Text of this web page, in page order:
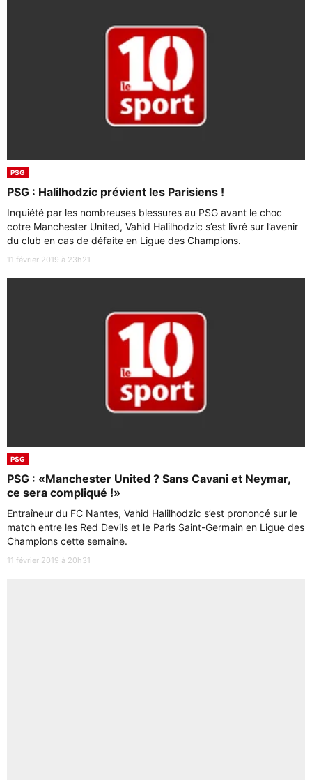
PSG
PSG : Halilhodzic prévient les Parisiens !
Inquiété par les nombreuses blessures au PSG avant le choc
cotre Manchester United, Vahid Halilhodzic s’est livré sur l’avenir
du club en cas de défaite en Ligue des Champions.
11 février 2019 à 23h21
PSG
PSG : «Manchester United ? Sans Cavani et Neymar,
ce sera compliqué !»
Entraîneur du FC Nantes, Vahid Halilhodzic s’est prononcé sur le
match entre les Red Devils et le Paris Saint-Germain en Ligue des
Champions cette semaine.
11 février 2019 à 20h31